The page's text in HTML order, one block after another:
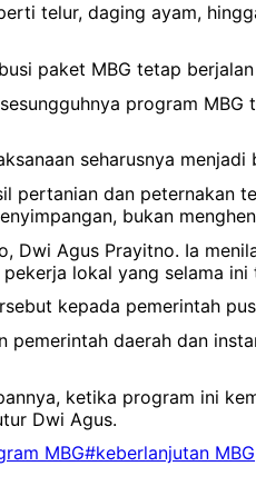
telur, daging ayam,
paket MBG tetap
program
seharusnya
pertanian dan peternakan
bukan
Dwi Agus Prayitno. Ia
lokal yang selama
kepada pemerintah
pemerintah daerah dan
ketika program ini
Dwi Agus.
MBG#keberlanjutan MBG